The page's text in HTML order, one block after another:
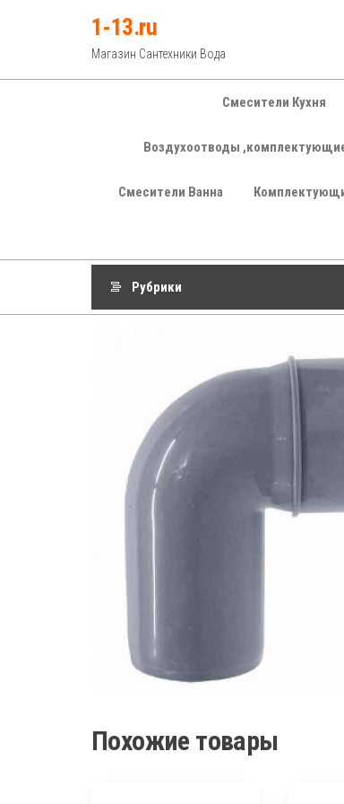
1-13.ru
Магазин Сантехники Вода
Смесители Кухня
Воздухоотводы
Смесители Ванна
Рубрики
Похожие товары